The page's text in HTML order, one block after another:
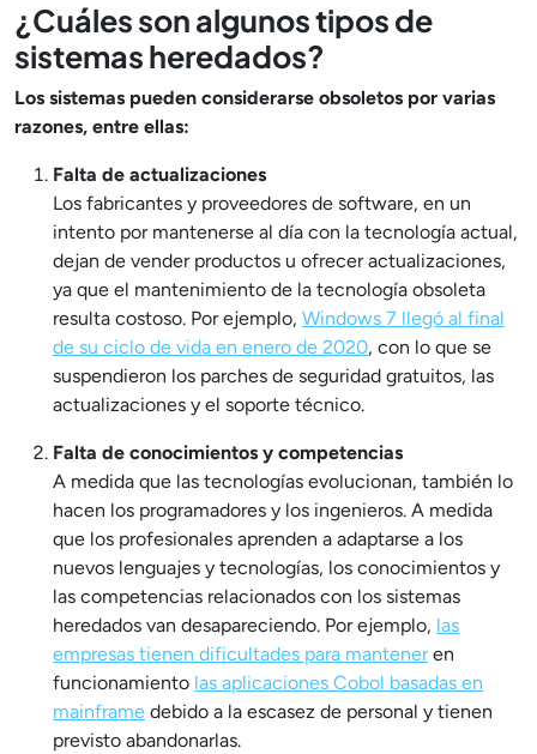
¿Cuáles son algunos tipos de
sistemas heredados?
Los sistemas pueden considerarse obsoletos por varias
razones, entre ellas:
Falta de actualizaciones
Los fabricantes y proveedores de software, en un
intento por mantenerse al día con la tecnología actual,
dejan de vender productos u ofrecer actualizaciones,
ya que el mantenimiento de la tecnología obsoleta
resulta costoso. Por ejemplo, Windows 7 llegó al final
de su ciclo de vida en enero de 2020, con lo que se
suspendieron los parches de seguridad gratuitos, las
actualizaciones y el soporte técnico.
Falta de conocimientos y competencias
A medida que las tecnologías evolucionan, también lo
hacen los programadores y los ingenieros. A medida
que los profesionales aprenden a adaptarse a los
nuevos lenguajes y tecnologías, los conocimientos y
las competencias relacionados con los sistemas
heredados van desapareciendo. Por ejemplo, las
empresas tienen dificultades para manteneren
funcionamiento las aplicaciones Cobol basadas en
mainframe debido a la escasez de personal y tienen
previsto abandonarlas.